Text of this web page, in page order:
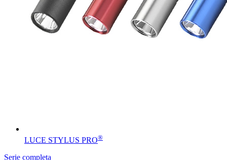
LUCE STYLUS PRO®
Serie completa